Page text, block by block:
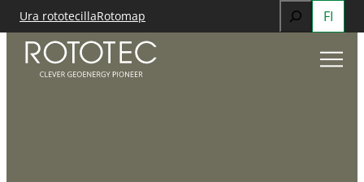
Siirry
sisältöön
Ura rototecillaRotomap
Search
FI